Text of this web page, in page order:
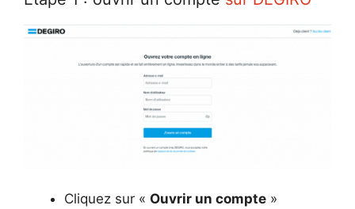
Cliquez sur « Ouvrir un compte »